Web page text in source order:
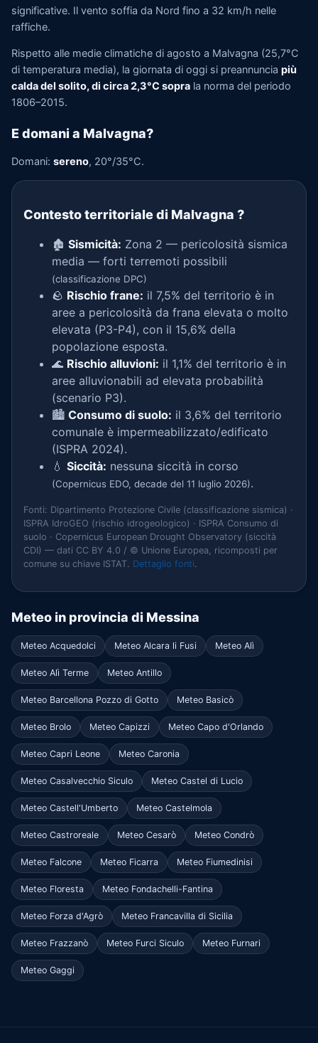
significative. Il vento soffia da Nord fino a 32 km/h nelle
raffiche.
Rispetto alle medie climatiche di agosto a Malvagna (25,7°C
di temperatura media), la giornata di oggi si preannuncia più
calda del solito, di circa 2,3°C sopra la norma del periodo
1806–2015.
E domani a Malvagna?
Domani: sereno, 20°/35°C.
Contesto territoriale di Malvagna ?
🏚️ Sismicità: Zona 2 — pericolosità sismica
media — forti terremoti possibili
(classificazione DPC)
🪨 Rischio frane: il 7,5% del territorio è in
aree a pericolosità da frana elevata o molto
elevata (P3-P4), con il 15,6% della
popolazione esposta.
🌊 Rischio alluvioni: il 1,1% del territorio è in
aree alluvionabili ad elevata probabilità
(scenario P3).
🏙️ Consumo di suolo: il 3,6% del territorio
comunale è impermeabilizzato/edificato
(ISPRA 2024).
💧 Siccità: nessuna siccità in corso
(Copernicus EDO, decade del 11 luglio 2026).
Fonti: Dipartimento Protezione Civile (classificazione sismica) ·
ISPRA IdroGEO (rischio idrogeologico) · ISPRA Consumo di
suolo · Copernicus European Drought Observatory (siccità
CDI) — dati CC BY 4.0 / © Unione Europea, ricomposti per
comune su chiave ISTAT. Dettaglio fonti.
Meteo in provincia di Messina
Meteo Acquedolci Meteo Alcara li Fusi Meteo Alì
Meteo Alì Terme Meteo Antillo
Meteo Barcellona Pozzo di Gotto Meteo Basicò
Meteo Brolo Meteo Capizzi Meteo Capo d'Orlando
Meteo Capri Leone Meteo Caronia
Meteo Casalvecchio Siculo Meteo Castel di Lucio
Meteo Castell'Umberto Meteo Castelmola
Meteo Castroreale Meteo Cesarò Meteo Condrò
Meteo Falcone Meteo Ficarra Meteo Fiumedinisi
Meteo Floresta Meteo Fondachelli-Fantina
Meteo Forza d'Agrò Meteo Francavilla di Sicilia
Meteo Frazzanò Meteo Furci Siculo Meteo Furnari
Meteo Gaggi